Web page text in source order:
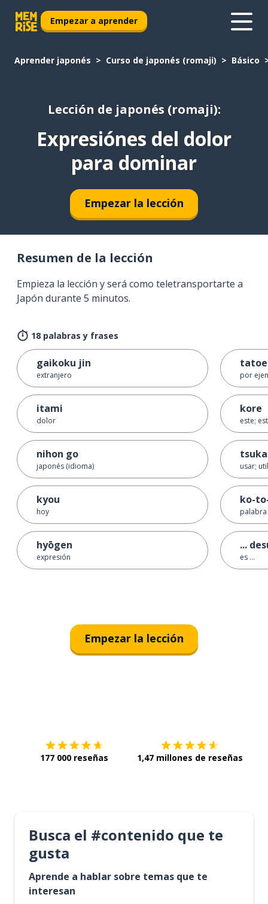
Empezar a aprender
Aprender japonés Curso de japonés (romaji) Básico
Lección de japonés (romaji):
Expresiónes del dolor
para dominar
Empezar la lección
Resumen de la lección
Empieza la lección y será como teletransportarte a
Japón durante 5 minutos.
18 palabras y frases
gaikoku jin
extranjero
itami
dolor
nihon go
japonés (idioma)
kyou
hoy
hyōgen
expresión
por
kore
este;
usar;
ko-
palabra
...
es ...
Empezar la lección
177 000 reseñas 1,47 millones de reseñas
Busca el #contenido que te
gusta
Aprende a hablar sobre temas que te
interesan